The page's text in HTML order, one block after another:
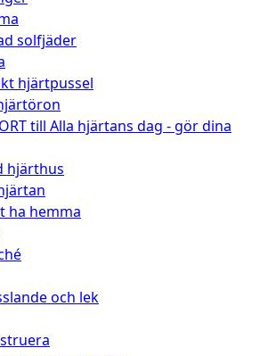
solfjäder
hjärtpussel
till Alla hjärtans dag - gör dina
hjärthus
ha hemma
och lek